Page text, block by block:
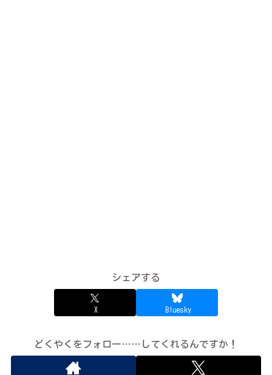
シェアする
X Bluesky
どくやくをフォロー……してくれるんですか！